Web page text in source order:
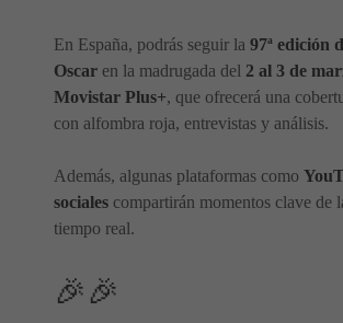
En España, podrás seguir la 97ª edición
Oscar en la madrugada del 2 al 3 de
Movistar Plus+, que ofrecerá una
con alfombra roja, entrevistas y análisis.
Además, algunas plataformas como
sociales compartirán momentos clave de
tiempo real.
🎉🎉